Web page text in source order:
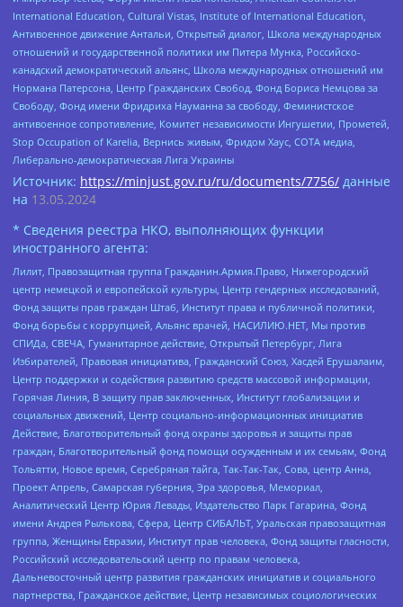
International Education, Cultural Vistas, Institute of International Education,
Антивоенное движение Антальи, Открытый диалог, Школа международных
отношений и государственной политики им Питера Мунка, Российско-
канадский демократический альянс, Школа международных отношений им
Нормана Патерсона, Центр Гражданских Свобод, Фонд Бориса Немцова за
Свободу, Фонд имени Фридриха Науманна за свободу, Феминистское
антивоенное сопротивление, Комитет независимости Ингушетии, Прометей,
Stop Occupation of Karelia, Вернись живым, Фридом Хаус, СОТА медиа,
Либерально-демократическая Лига Украины
Источник: https://minjust.gov.ru/ru/documents/7756/ данные
на 13.05.2024
* Сведения реестра НКО, выполняющих функции
иностранного агента:
Лилит, Правозащитная группа Гражданин.Армия.Право, Нижегородский
центр немецкой и европейской культуры, Центр гендерных исследований,
Фонд защиты прав граждан Штаб, Институт права и публичной политики,
Фонд борьбы с коррупцией, Альянс врачей, НАСИЛИЮ.НЕТ, Мы против
СПИДа, СВЕЧА, Гуманитарное действие, Открытый Петербург, Лига
Избирателей, Правовая инициатива, Гражданский Союз, Хасдей Ерушалаим,
Центр поддержки и содействия развитию средств массовой информации,
Горячая Линия, В защиту прав заключенных, Институт глобализации и
социальных движений, Центр социально-информационных инициатив
Действие, Благотворительный фонд охраны здоровья и защиты прав
граждан, Благотворительный фонд помощи осужденным и их семьям, Фонд
Тольятти, Новое время, Серебряная тайга, Так-Так-Так, Сова, центр Анна,
Проект Апрель, Самарская губерния, Эра здоровья, Мемориал,
Аналитический Центр Юрия Левады, Издательство Парк Гагарина, Фонд
имени Андрея Рылькова, Сфера, Центр СИБАЛЬТ, Уральская правозащитная
группа, Женщины Евразии, Институт прав человека, Фонд защиты гласности,
Российский исследовательский центр по правам человека,
Дальневосточный центр развития гражданских инициатив и социального
партнерства, Гражданское действие, Центр независимых социологических